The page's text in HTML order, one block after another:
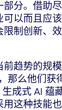
分。借助
可以而且应
制创新、
前趋势的规
那么他们获
成式 AI 蕴
用这种技能